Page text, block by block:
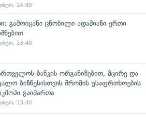
14:49
გამოიცანი ცნობილი ადამიანი ერთი
13:40
ბანკის ორგანიზებით, მცირე და
ბიზნესისთვის შრომის უსაფრთხოების
გაიმართა
13:40